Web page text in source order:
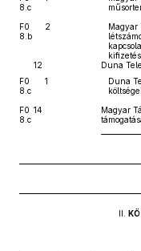
8.c
F0
8.b
2
Magyar
12
Duna
F0
8.c
1
Duna
F0
8.c
14
Magyar
II.